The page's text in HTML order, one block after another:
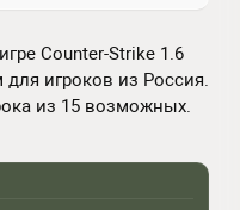
Counter-Strike 1.6
игроков из Россия.
из 15 возможных.